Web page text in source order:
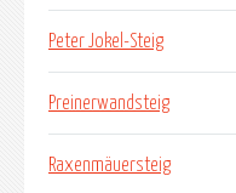
Peter Jokel-Steig
Preinerwandsteig
Raxenmäuersteig